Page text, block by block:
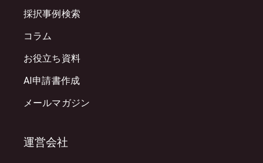
採択事例検索
コラム
お役立ち資料
AI申請書作成
メールマガジン
運営会社